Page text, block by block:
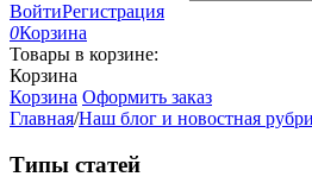
ВойтиРегистрация
0Корзина
Товары в корзине:
Корзина
Корзина Оформить заказ
Главная/Наш блог и новостная
Типы статей